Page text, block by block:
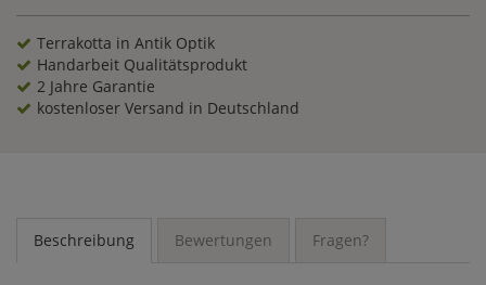
Terrakotta in Antik Optik
Handarbeit Qualitätsprodukt
2 Jahre Garantie
kostenloser Versand in Deutschland
Beschreibung Bewertungen Fragen?